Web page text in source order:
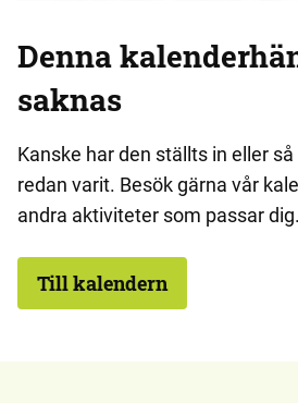
Denna
saknas
Kanske har den ställts in eller
redan varit. Besök gärna vår
andra aktiviteter som passar dig.
Till kalendern